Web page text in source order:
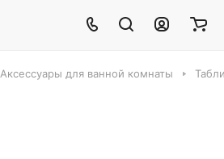
Аксессуары для ванной комнаты